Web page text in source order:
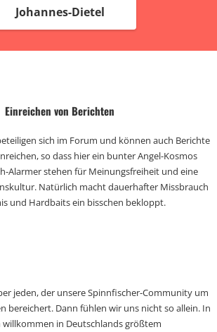
Johannes-Dietel
Einreichen von Berichten
sich im Forum und können auch Berichte
so dass hier ein bunter Angel-Kosmos
Alarmer stehen für Meinungsfreiheit und eine
Natürlich macht dauerhafter Missbrauch
und Hardbaits ein bisschen bekloppt.
jeden, der unsere Spinnfischer-Community um
bereichert. Dann fühlen wir uns nicht so allein. In
willkommen in Deutschlands größtem